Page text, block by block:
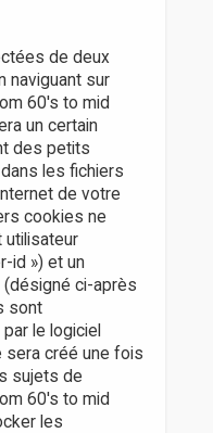
de deux
naviguant sur
60's to mid
un certain
des petits
les fichiers
de votre
cookies ne
utilisateur
id ») et un
ci-après
sont
le logiciel
sera créé une fois
sujets de
60's to mid
les